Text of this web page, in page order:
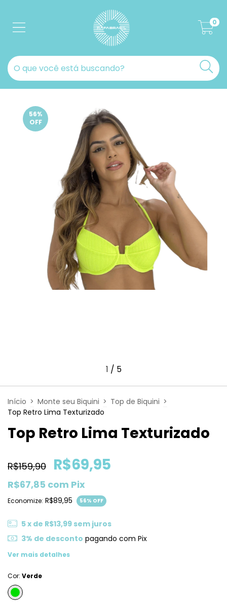
0
56%
OFF
1 / 5
Início > Monte seu Biquini > Top de Biquini >
Top Retro Lima Texturizado
Top Retro Lima Texturizado
R$159,90 R$69,95
R$67,85 com Pix
Economize: R$89,95 56% OFF
5x de R$13,99 sem juros
3% de desconto pagando com Pix
Ver mais detalhes
Cor: Verde